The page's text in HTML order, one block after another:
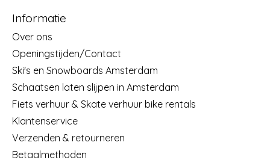
Informatie
Over ons
Openingstijden/Contact
Ski's en Snowboards Amsterdam
Schaatsen laten slijpen in Amsterdam
Fiets verhuur & Skate verhuur bike rentals
Klantenservice
Verzenden & retourneren
Betaalmethoden